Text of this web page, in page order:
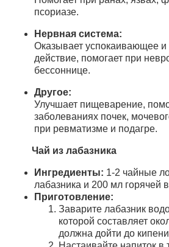
псориазе.
Нервная система:
Оказывает успокаивающее и
действие, помогает при
бессоннице.
Другое:
Улучшает пищеварение,
заболеваниях почек,
при ревматизме и подагре.
Чай из лабазника
Ингредиенты: 1-2 чайные
лабазника и 200 мл горячей
Приготовление:
Заварите лабазник
которой составляет
должна дойти до